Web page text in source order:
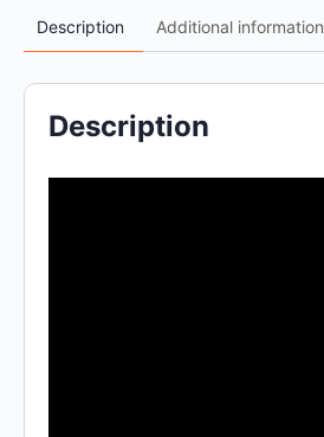
化
数
Description Additional information
Description